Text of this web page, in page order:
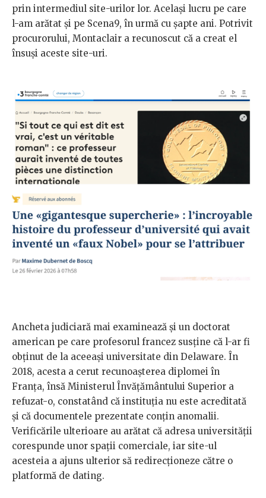
prin intermediul site-urilor lor. Același lucru pe care
l-am arătat și pe Scena9, în urmă cu șapte ani. Potrivit
procurorului, Montaclair a recunoscut că a creat el
însuși aceste site-uri.
Ancheta judiciară mai examinează și un doctorat
american pe care profesorul francez susține că l-ar fi
obținut de la aceeași universitate din Delaware. În
2018, acesta a cerut recunoașterea diplomei în
Franța, însă Ministerul Învățământului Superior a
refuzat-o, constatând că instituția nu este acreditată
și că documentele prezentate conțin anomalii.
Verificările ulterioare au arătat că adresa universității
corespunde unor spații comerciale, iar site-ul
acesteia a ajuns ulterior să redirecționeze către o
platformă de dating.